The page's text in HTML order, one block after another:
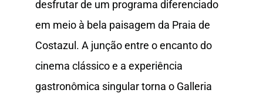
desfrutar de um programa diferenciado
em meio à bela paisagem da Praia de
Costazul. A junção entre o encanto do
cinema clássico e a experiência
gastronômica singular torna o Galleria